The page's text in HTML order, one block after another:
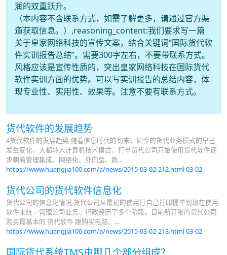
润的双重跃升。
（本内容不含联系方式，如需了解更多，请通过官方渠
道获取信息。）,reasoning_content:我们要求写一篇
关于皇家网络科技的宣传文案，结合关键词“国际货代软
件实训报告总结”。需要300字左右，不要带联系方式。
风格应该是宣传性质的，突出皇家网络科技在国际货代
软件实训方面的优势。可以写实训报告的总结内容，体
现专业性、实用性、效果等。注意不要有联系方式。
货代软件的发展趋势
4货代软件的发展趋势 随着信息时代的到来，如今的货代业务模式的早已
发生变化，大都转入计算机技术模式，打半货代公司开始使用货代软件逐
步朝着管理集成、网络化、外向型、数...
https://www.huangjia100.com/a/news/2015-03-02-212.html03-02
货代公司的货代软件信息化
货代公司的信息化情况 货代公司从最初的使用打自己打印提单到现在使用
软件来统一管理公司业务、行政经历了多个阶段。目前新开张的货代公司
购买最基本的 货代软件 跟购买电脑、...
https://www.huangjia100.com/a/news/2015-03-02-213.html03-02
国际货代系统TMS由哪几个部分组成？